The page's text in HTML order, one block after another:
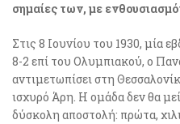
σημαίες των, με
Στις 8 Ιουνίου του 1930, μία
8-2 επί του Ολυμπιακού, ο
αντιμετωπίσει στη
ισχυρό Άρη. Η ομάδα δεν θα
δύσκολη αποστολή: πρώτα,